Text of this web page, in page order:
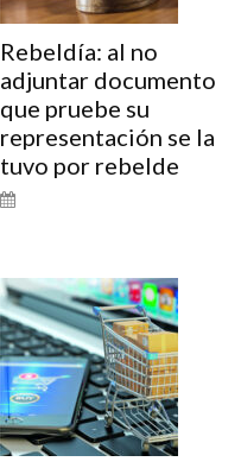
Rebeldía: al no
adjuntar documento
que pruebe su
representación se la
tuvo por rebelde